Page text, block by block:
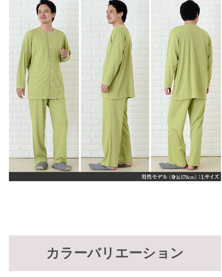
カラーバリエーション